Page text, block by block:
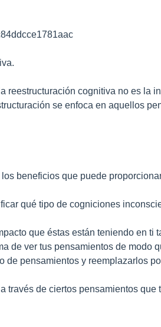
reestructuración cognitiva no es la
se enfoca en aquellos
beneficios que puede
qué tipo de cogniciones
que éstas están teniendo en ti
de ver tus pensamientos de modo
de pensamientos y reemplazarlos
través de ciertos pensamientos